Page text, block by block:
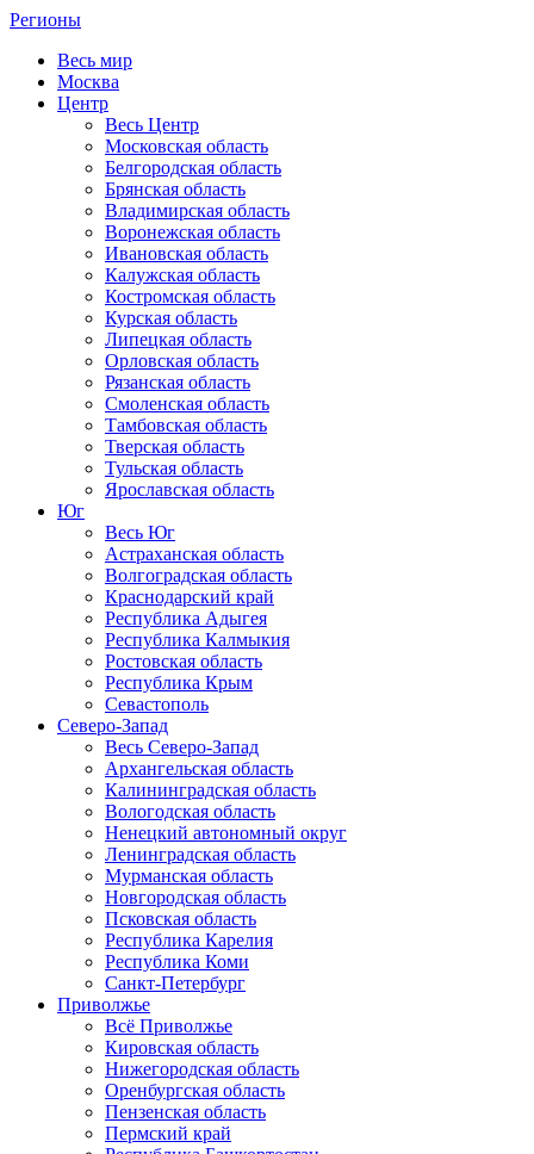
Регионы
Весь мир
Москва
Центр
Весь Центр
Московская область
Белгородская область
Брянская область
Владимирская область
Воронежская область
Ивановская область
Калужская область
Костромская область
Курская область
Липецкая область
Орловская область
Рязанская область
Смоленская область
Тамбовская область
Тверская область
Тульская область
Ярославская область
Юг
Весь Юг
Астраханская область
Волгоградская область
Краснодарский край
Республика Адыгея
Республика Калмыкия
Ростовская область
Республика Крым
Севастополь
Северо-Запад
Весь Северо-Запад
Архангельская область
Калининградская область
Вологодская область
Ненецкий автономный округ
Ленинградская область
Мурманская область
Новгородская область
Псковская область
Республика Карелия
Республика Коми
Санкт-Петербург
Приволжье
Всё Приволжье
Кировская область
Нижегородская область
Оренбургская область
Пензенская область
Пермский край